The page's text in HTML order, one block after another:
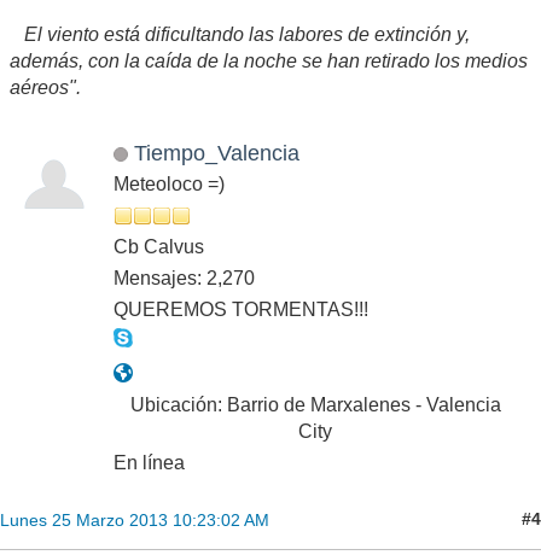
El viento está dificultando las labores de extinción y,
además, con la caída de la noche se han retirado los medios
aéreos".
Tiempo_Valencia
Meteoloco =)
Cb Calvus
Mensajes: 2,270
QUEREMOS TORMENTAS!!!
Ubicación: Barrio de Marxalenes - Valencia
City
En línea
Lunes 25 Marzo 2013 10:23:02 AM #4